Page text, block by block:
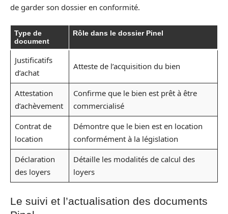
de garder son dossier en conformité.
Type de
document
Rôle dans le dossier Pinel
Justificatifs
d’achat
Atteste de l’acquisition du bien
Attestation
d’achèvement
Confirme que le bien est prêt à être
commercialisé
Contrat de
location
Démontre que le bien est en location
conformément à la législation
Déclaration
des loyers
Détaille les modalités de calcul des
loyers
Le suivi et l’actualisation des documents